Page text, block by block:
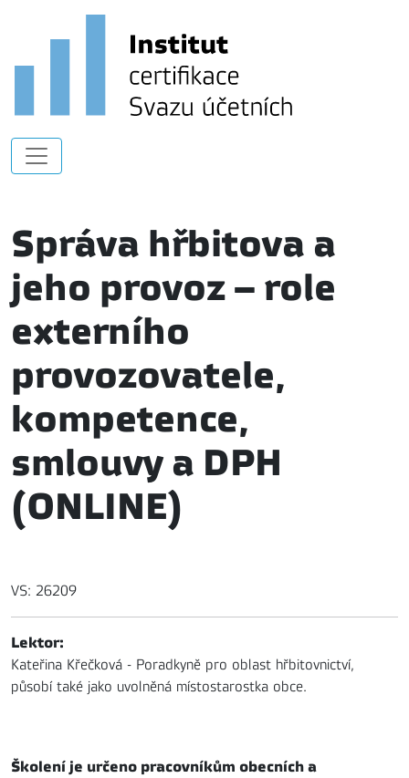
Správa hřbitova a
jeho provoz – role
externího
provozovatele,
kompetence,
smlouvy a DPH
(ONLINE)
VS: 26209
Lektor:
Kateřina Křečková - Poradkyně pro oblast hřbitovnictví,
působí také jako uvolněná místostarostka obce.
Školení je určeno pracovníkům obecních a